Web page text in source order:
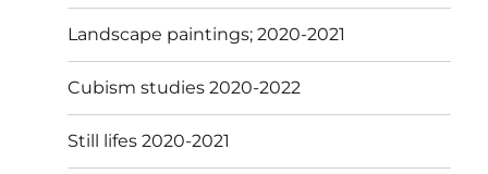
Landscape paintings; 2020-2021
Cubism studies 2020-2022
Still lifes 2020-2021